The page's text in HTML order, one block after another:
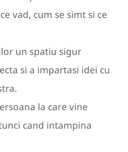
vad, cum se simt si ce
un spatiu sigur
si a impartasi idei cu
la care vine
cand intampina